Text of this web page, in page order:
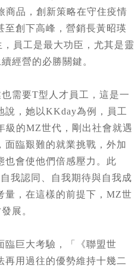
商品，創新策略在守住疫情
至創下高峰，營銷長黃昭瑛
員工是最大功臣，尤其是靈
經營的必勝關鍵。
需要T型人才員工，這是一
說，她以KKday為例，員工
級的MZ世代，剛出社會就遇
面臨艱難的就業挑戰，外加
也會使他們倍感壓力。此
我認同、自我期待與自我成
量，在這樣的前提下，MZ世
展。
臨巨大考驗，「《聯盟世
再用過往的優勢維持十幾二